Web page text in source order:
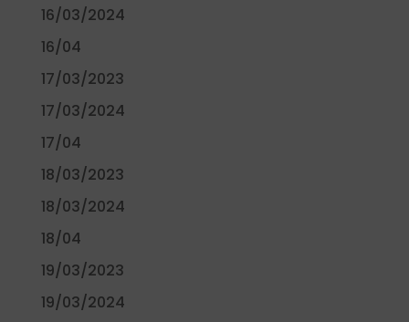
16/03/2024
16/04
17/03/2023
17/03/2024
17/04
18/03/2023
18/03/2024
18/04
19/03/2023
19/03/2024